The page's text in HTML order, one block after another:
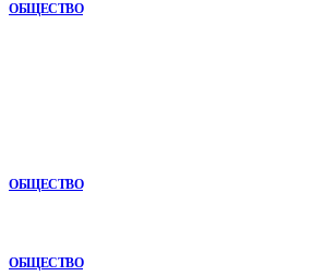
ОБЩЕСТВО
ОБЩЕСТВО
ОБЩЕСТВО